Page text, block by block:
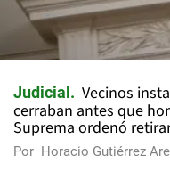
Judicial
Vecinos
cerraban antes que
Suprema ordenó
Por Horacio Gutiérrez